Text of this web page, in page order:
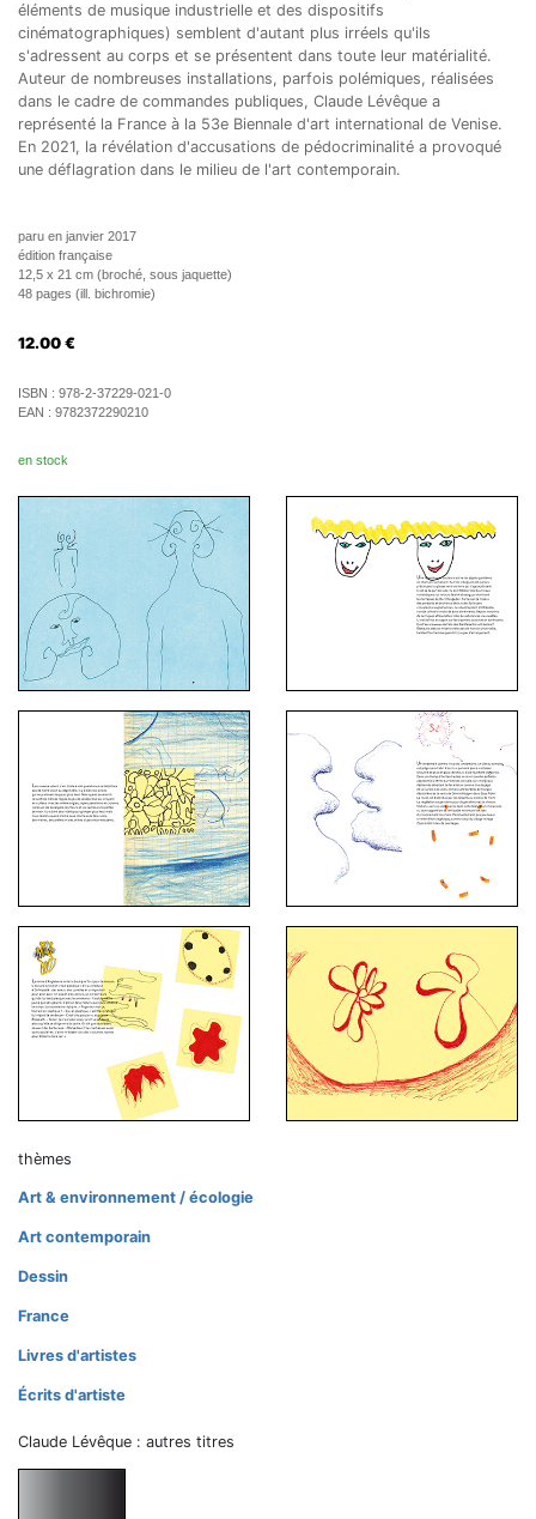
éléments de musique industrielle et des dispositifs
cinématographiques) semblent d'autant plus irréels qu'ils
s'adressent au corps et se présentent dans toute leur matérialité.
Auteur de nombreuses installations, parfois polémiques, réalisées
dans le cadre de commandes publiques, Claude Lévêque a
représenté la France à la 53e Biennale d'art international de Venise.
En 2021, la révélation d'accusations de pédocriminalité a provoqué
une déflagration dans le milieu de l'art contemporain.
paru en janvier 2017
édition française
12,5 x 21 cm (broché, sous jaquette)
48 pages (ill. bichromie)
12.00 €
ISBN : 978-2-37229-021-0
EAN : 9782372290210
en stock
thèmes
Art & environnement / écologie
Art contemporain
Dessin
France
Livres d'artistes
Écrits d'artiste
Claude Lévêque : autres titres